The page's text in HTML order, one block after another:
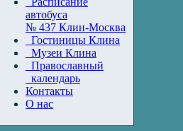
автобуса
№ 437 Клин-Москва
Гостиницы Клина
Музеи Клина
Православный
календарь
Контакты
О нас